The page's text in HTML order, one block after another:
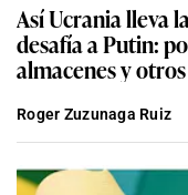
Así Ucrania lleva
desafía a Putin:
almacenes y
Roger Zuzunaga Ruiz